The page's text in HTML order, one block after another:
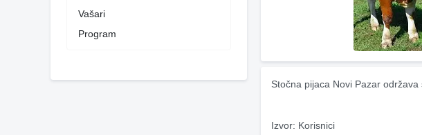
Vašari
Program
Stočna pijaca Novi Pazar
Izvor: Korisnici